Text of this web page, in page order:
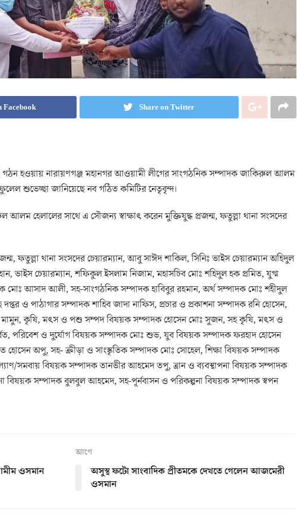
Facebook Share on Twitter
গঠন হওয়ায় নারায়ণগঞ্জ মহানগর আওয়ামী লী‌গের সাংগঠ‌নিক সম্পাদক জা‌কিরুল আলম
শু‌ভেচ্ছা জা‌নি‌য়ে‌ছে নব গ‌ঠিত ক‌মি‌টির ‌নেতৃবৃন্দ।
আলম হেলা‌লের সা‌থে এ সৌজন‌্য স্বাক্ষাৎ ক‌রেন মু‌ক্তিযুদ্ধ প্রজন্ম, ফতুল্লা থানা সংস‌দের
ফতুল্লা থানা সংস‌দের চেয়ারম্যান, আবু সাঈদ শাকিল, সিনিঃ ভাইস চেয়ারম্যান অহিদুল
ভাইস চেয়ারম্যান, শফিকুল ইসলাম নিজাম, মহাসচিব মােঃ শহিদুল হক প্রমিত, যুগ্ম
আসাদ আলী, সহ-সাংগঠনিক সম্পাদক হাবিবুর রহমান, অর্থ সম্পাদক মােঃ শহীদুল
ও পাঠাগার সম্পাদক শাহিব জাদা নাফিস, প্রচার ও প্রকাশনা সম্পাদক রনি হােসেন,
মামুন, কৃষি, মৎস ও পশু সম্পদ বিষয়ক সম্পাদক হােসেন মােঃ সুজন, সহ কৃষি, মৎস ও
পরিবেশ ও দুর্যোগ বিষয়ক সম্পাদক মােঃ শুভ, যুব বিষয়ক সম্পাদক ফরহাদ হােসেন
হােসেন অপু, সহ- ক্রীড়া ও সাংস্কৃতিক সম্পাদক মােঃ সােহেল, শিক্ষা বিষয়ক সম্পাদক
সমবায় বিষয়ক সম্পাদক তানভীর আহমেদ তপু, ত্রান ও ব্যবস্থাপনা বিষয়ক সম্পাদক
বিষয়ক সম্পাদক বুলবুল আহমেদ, সহ-পূর্নবাসন ও পরিকল্পনা বিষয়ক সম্পাদক স্বপন
ওসমান
আগে
অসুস্থ ফটো সাংবাদিক প্রীতমকে দেখতে গেলেন আজমেরী
ওসমান